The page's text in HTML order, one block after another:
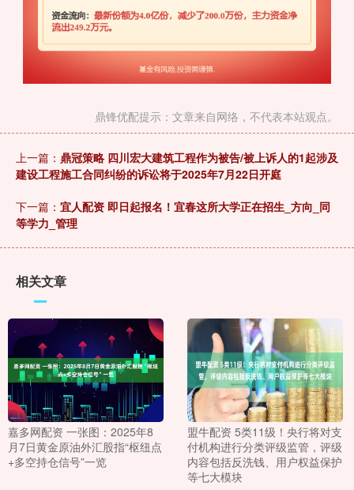
鼎锋优配提示：文章来自网络，不代表本站观点。
上一篇： 鼎冠策略 四川宏大建筑工程作为被告/被上诉人的1起涉及
建设工程施工合同纠纷的诉讼将于2025年7月22日开庭
下一篇： 宜人配资 即日起报名！宜春这所大学正在招生_方向_同
等学力_管理
相关文章
嘉多网配资 一张图：2025年8
月7日黄金原油外汇股指“枢纽点
+多空持仓信号”一览
盟牛配资 5类11级！央行将对支
付机构进行分类评级监管，评级
内容包括反洗钱、用户权益保护
等七大模块